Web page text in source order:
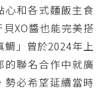
心和各式麵飯主食
XO醬也能完美搭
鯛」曾於2024年上
的聯名合作中就廣
勢必希望延續當時